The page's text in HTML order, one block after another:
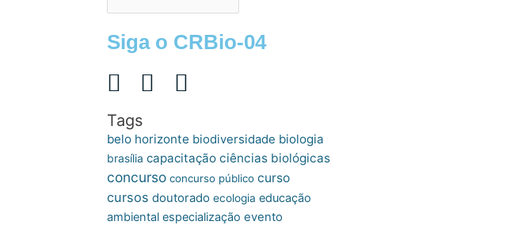
postagens
Siga o CRBio-04
Tags
belo horizonte biodiversidade biologia
brasília capacitação ciências biológicas
concurso concurso público curso
cursos doutorado ecologia educação
ambiental especialização evento